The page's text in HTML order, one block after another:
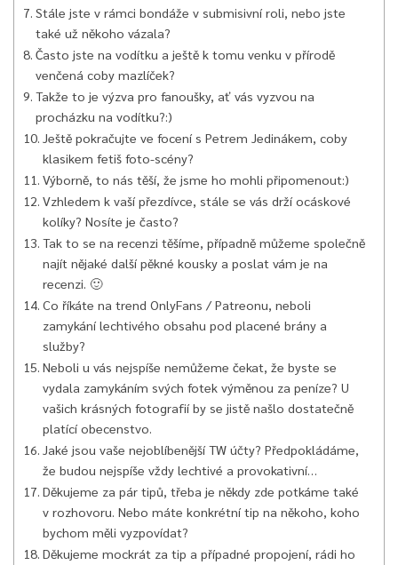
Stále jste v rámci bondáže v submisivní roli, nebo jste
také už někoho vázala?
Často jste na vodítku a ještě k tomu venku v přírodě
venčená coby mazlíček?
Takže to je výzva pro fanoušky, ať vás vyzvou na
procházku na vodítku?:)
Ještě pokračujte ve focení s Petrem Jedinákem, coby
klasikem fetiš foto-scény?
Výborně, to nás těší, že jsme ho mohli připomenout:)
Vzhledem k vaší přezdívce, stále se vás drží ocáskové
kolíky? Nosíte je často?
Tak to se na recenzi těšíme, případně můžeme společně
najít nějaké další pěkné kousky a poslat vám je na
recenzi. 🙂
Co říkáte na trend OnlyFans / Patreonu, neboli
zamykání lechtivého obsahu pod placené brány a
služby?
Neboli u vás nejspíše nemůžeme čekat, že byste se
vydala zamykáním svých fotek výměnou za peníze? U
vašich krásných fotografií by se jistě našlo dostatečně
platící obecenstvo.
Jaké jsou vaše nejoblíbenější TW účty? Předpokládáme,
že budou nejspíše vždy lechtivé a provokativní…
Děkujeme za pár tipů, třeba je někdy zde potkáme také
v rozhovoru. Nebo máte konkrétní tip na někoho, koho
bychom měli vyzpovídat?
Děkujeme mockrát za tip a případné propojení, rádi ho